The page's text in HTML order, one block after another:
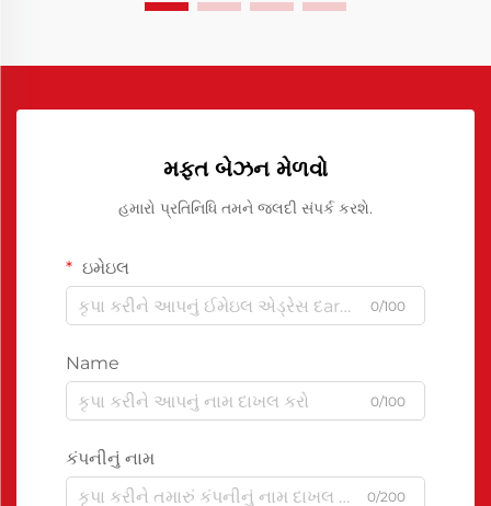
મફત બેઝન મેળવો
હમારો પ્રતિનિધિ તમને જલદી સંપર્ક કરશે.
ઇમેઇલ
0/100
Name
0/100
કંપનીનું નામ
0/200